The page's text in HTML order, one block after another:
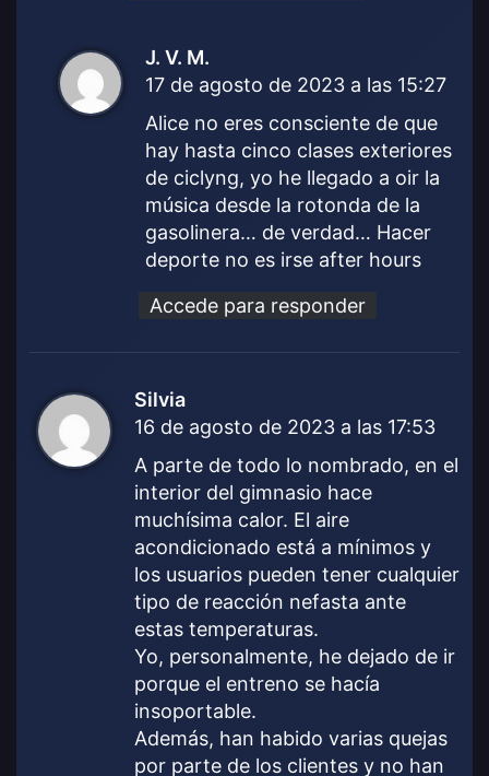
J. V. M.
i
e
17 de agosto de 2023 a las 15:27
Alice no eres consciente de que
hay hasta cinco clases exteriores
de ciclyng, yo he llegado a oir la
música desde la rotonda de la
gasolinera… de verdad… Hacer
deporte no es irse after hours
Accede para responder
Silvia
c
:
16 de agosto de 2023 a las 17:53
A parte de todo lo nombrado, en el
interior del gimnasio hace
muchísima calor. El aire
acondicionado está a mínimos y
los usuarios pueden tener cualquier
tipo de reacción nefasta ante
estas temperaturas.
Yo, personalmente, he dejado de ir
porque el entreno se hacía
insoportable.
Además, han habido varias quejas
por parte de los clientes y no han